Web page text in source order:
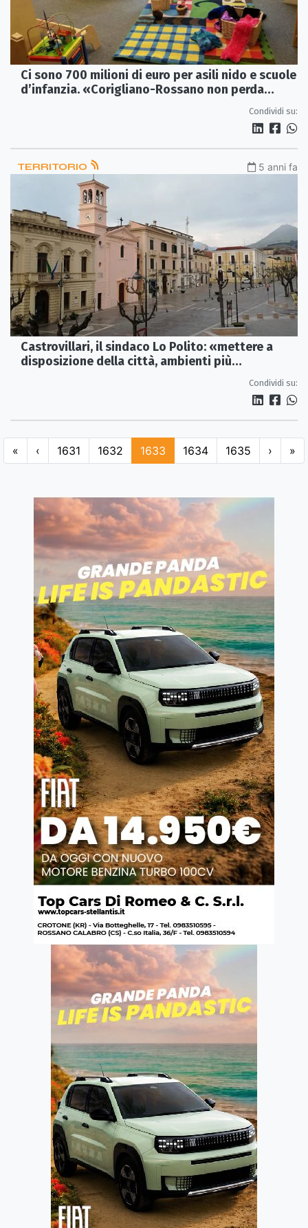
Ci sono 700 milioni di euro per asili nido e scuole
d’infanzia. «Corigliano-Rossano non perda
Condividi su:
TERRITORIO 5 anni fa
Castrovillari, il sindaco Lo Polito: «mettere a
disposizione della città, ambienti più
Condividi su:
« ‹ 1631 1632 1633 1634 1635 › »